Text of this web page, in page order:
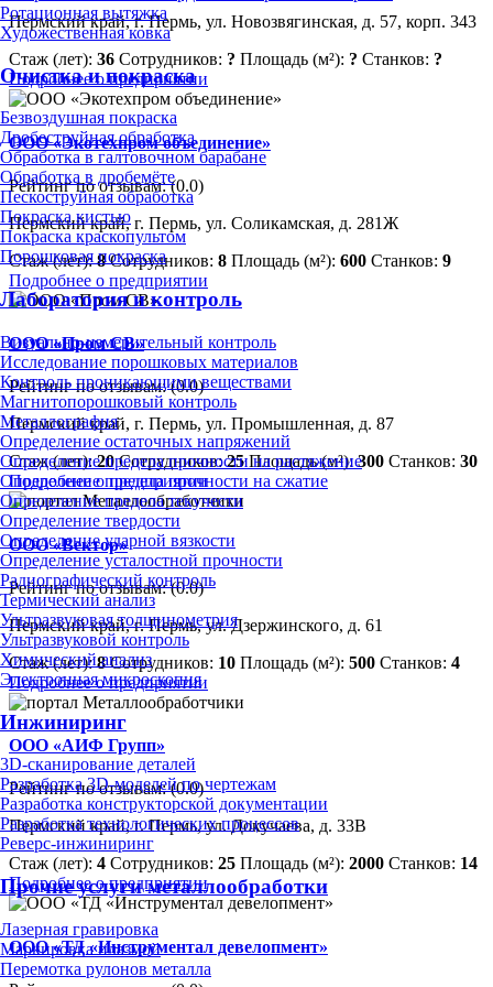
Ротационная вытяжка
Художественная ковка
Очистка и покраска
Безвоздушная покраска
Дробеструйная обработка
Обработка в галтовочном барабане
Обработка в дробемёте
Пескоструйная обработка
Покраска кистью
Покраска краскопультом
Порошковая покраска
Лаборатория и контроль
Визуально-измерительный контроль
Исследование порошковых материалов
Контроль проникающими веществами
Магнитопорошковый контроль
Металлография
Определение остаточных напряжений
Определение предела прочности на растяжение
Определение предела прочности на сжатие
Определение предела текучести
Определение твердости
Определение ударной вязкости
Определение усталостной прочности
Радиографический контроль
Термический анализ
Ультразвуковая толщинометрия
Ультразвуковой контроль
Химический анализ
Электронная микроскопия
Инжиниринг
3D-сканирование деталей
Разработка 3D-моделей по чертежам
Разработка конструкторской документации
Разработка технологических процессов
Реверс-инжиниринг
Прочие услуги металлообработки
Лазерная гравировка
Маркировка плазмой
Перемотка рулонов металла
Пермский край, г. Пермь, ул. Новозвягинская, д. 57, корп. 343
Стаж (лет): 36 Сотрудников: ? Площадь (м²): ? Станков: ?
Подробнее о предприятии
ООО «Экотехпром объединение»
Рейтинг по отзывам:(0.0)
Пермский край, г. Пермь, ул. Соликамская, д. 281Ж
Стаж (лет):8 Сотрудников: 8 Площадь (м²): 600 Станков: 9
Подробнее о предприятии
ООО «Пром СВ»
Рейтинг по отзывам:(0.0)
Пермский край, г. Пермь, ул. Промышленная, д. 87
Стаж (лет):20 Сотрудников:25 Площадь (м²):300 Станков: 30
Подробнее о предприятии
ООО «Вектор»
Рейтинг по отзывам:(0.0)
Пермский край, г. Пермь, ул. Дзержинского, д. 61
Стаж (лет):8 Сотрудников: 10 Площадь (м²): 500 Станков: 4
Подробнее о предприятии
ООО «АИФ Групп»
Рейтинг по отзывам:(0.0)
Пермский край, г. Пермь, ул. Докучаева, д. 33В
Стаж (лет): 4 Сотрудников: 25 Площадь (м²): 2000 Станков: 14
Подробнее о предприятии
ООО «ТД «Инструментал девелопмент»